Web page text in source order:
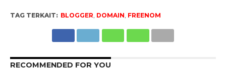
TAG TERKAIT: BLOGGER DOMAIN FREENOM
RECOMMENDED FOR YOU